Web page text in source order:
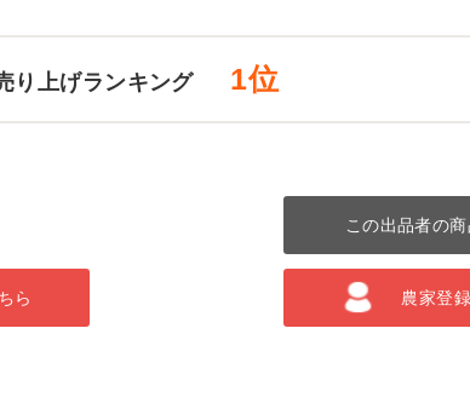
り上げランキング 1位
この出品者の
ら 農家登